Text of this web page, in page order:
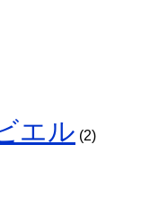
エル (2)